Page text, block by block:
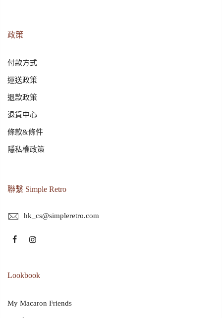
政策
付款方式
運送政策
退款政策
退貨中心
條款&條件
隱私權政策
聯繫 Simple Retro
hk_cs@simpleretro.com
Lookbook
My Macaron Friends